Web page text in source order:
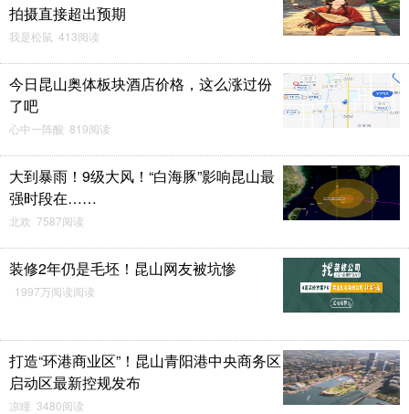
拍摄直接超出预期
我是松鼠 413阅读
今日昆山奥体板块酒店价格，这么涨过份
了吧
心中一阵酸 819阅读
大到暴雨！9级大风！“白海豚”影响昆山最
强时段在……
北欢 7587阅读
装修2年仍是毛坯！昆山网友被坑惨
1997万阅读阅读
打造“环港商业区”！昆山青阳港中央商务区
启动区最新控规发布
凉瞳 3480阅读